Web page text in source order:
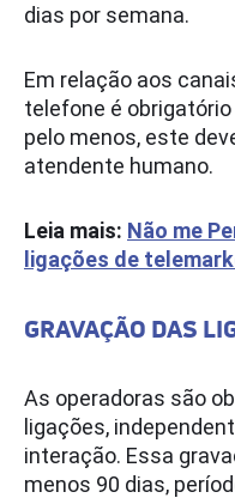
dias por semana.
Em relação aos
telefone é
pelo menos, este
atendente humano.
Leia mais: Não me
ligações de
GRAVAÇÃO DAS
As operadoras são
ligações,
interação. Essa
menos 90 dias,